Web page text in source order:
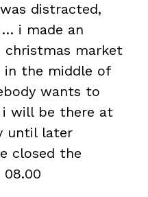
distracted,
i made an
market
in the middle of
wants to
will be there at
until later
closed the